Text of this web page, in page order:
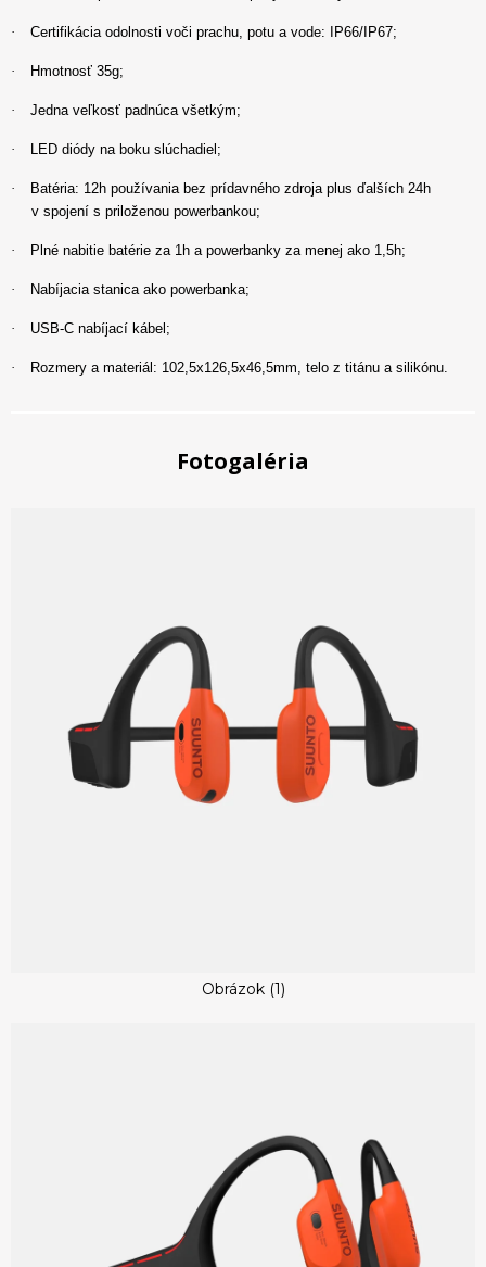
· Certifikácia odolnosti voči prachu, potu a vode: IP66/IP67;
· Hmotnosť 35g;
· Jedna veľkosť padnúca všetkým;
· LED diódy na boku slúchadiel;
·
Batéria: 12h používania bez prídavného zdroja plus ďalších 24h
v spojení s priloženou powerbankou;
· Plné nabitie batérie za 1h a powerbanky za menej ako 1,5h;
· Nabíjacia stanica ako powerbanka;
· USB-C nabíjací kábel;
· Rozmery a materiál: 102,5x126,5x46,5mm, telo z titánu a silikónu.
Fotogaléria
Obrázok (1)